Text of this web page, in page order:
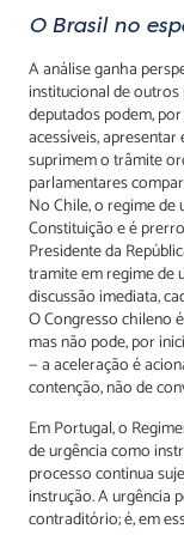
O Brasil no
A análise ganha
institucional de
deputados podem,
acessíveis,
suprimem o trâmite
parlamentares
No Chile, o regime de
Constituição e é
Presidente da
tramite em regime de
discussão imediata,
O Congresso chileno
mas não pode, por
— a aceleração é
contenção, não de
Em Portugal, o
de urgência como
processo continua
instrução. A urgência
contraditório; é, em